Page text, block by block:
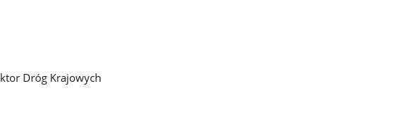
Dróg Krajowych